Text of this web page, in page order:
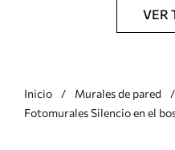
VER
Inicio Murales de pared
Fotomurales Silencio en el